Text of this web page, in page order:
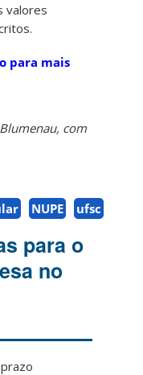
valores
para mais
com
NUPE ufsc
para o
no